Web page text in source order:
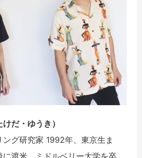
だ・ゆうき）
グ研究家 1992年、東京生ま